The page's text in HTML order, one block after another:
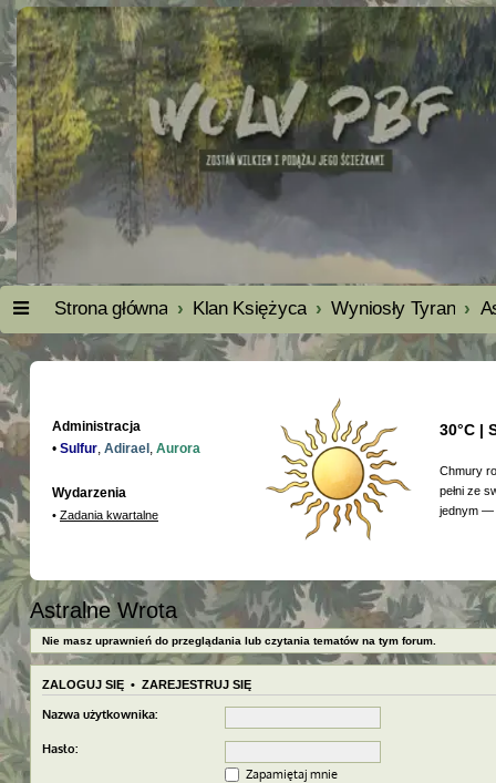
Strona główna Klan Księżyca Wyniosły Tyran
Administracja
• Sulfur, Adirael , Aurora
Wydarzenia
• Zadania kwartalne
30°C |
Chmury
pełni ze
jednym —
Astralne Wrota
Nie masz uprawnień do przeglądania lub czytania tematów na tym forum.
ZALOGUJ SIĘ • ZAREJESTRUJ SIĘ
Nazwa użytkownika:
Hasło:
Zapamiętaj mnie